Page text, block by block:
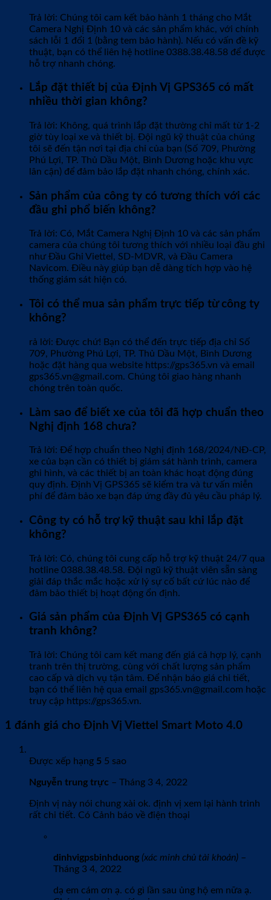
Trả lời: Chúng tôi cam kết bảo hành 1 tháng cho Mắt
Camera Nghị Định 10 và các sản phẩm khác, với chính
sách lỗi 1 đổi 1 (bằng tem bảo hành). Nếu có vấn đề kỹ
thuật, bạn có thể liên hệ hotline 0388.38.48.58 để được
hỗ trợ nhanh chóng.
Lắp đặt thiết bị của Định Vị GPS365 có mất
nhiều thời gian không?
Trả lời: Không, quá trình lắp đặt thường chỉ mất từ 1-2
giờ tùy loại xe và thiết bị. Đội ngũ kỹ thuật của chúng
tôi sẽ đến tận nơi tại địa chỉ của bạn (Số 709, Phường
Phú Lợi, TP. Thủ Dầu Một, Bình Dương hoặc khu vực
lân cận) để đảm bảo lắp đặt nhanh chóng, chính xác.
Sản phẩm của công ty có tương thích với các
đầu ghi phổ biến không?
Trả lời: Có, Mắt Camera Nghị Định 10 và các sản phẩm
camera của chúng tôi tương thích với nhiều loại đầu ghi
như Đầu Ghi Viettel, SD-MDVR, và Đầu Camera
Navicom. Điều này giúp bạn dễ dàng tích hợp vào hệ
thống giám sát hiện có.
Tôi có thể mua sản phẩm trực tiếp từ công ty
không?
rả lời: Được chứ! Bạn có thể đến trực tiếp địa chỉ Số
709, Phường Phú Lợi, TP. Thủ Dầu Một, Bình Dương
hoặc đặt hàng qua website https://gps365.vn và email
gps365.vn@gmail.com. Chúng tôi giao hàng nhanh
chóng trên toàn quốc.
Làm sao để biết xe của tôi đã hợp chuẩn theo
Nghị định 168 chưa?
Trả lời: Để hợp chuẩn theo Nghị định 168/2024/NĐ-CP,
xe của bạn cần có thiết bị giám sát hành trình, camera
ghi hình, và các thiết bị an toàn khác hoạt động đúng
quy định. Định Vị GPS365 sẽ kiểm tra và tư vấn miễn
phí để đảm bảo xe bạn đáp ứng đầy đủ yêu cầu pháp lý.
Công ty có hỗ trợ kỹ thuật sau khi lắp đặt
không?
Trả lời: Có, chúng tôi cung cấp hỗ trợ kỹ thuật 24/7 qua
hotline 0388.38.48.58. Đội ngũ kỹ thuật viên sẵn sàng
giải đáp thắc mắc hoặc xử lý sự cố bất cứ lúc nào để
đảm bảo thiết bị hoạt động ổn định.
Giá sản phẩm của Định Vị GPS365 có cạnh
tranh không?
Trả lời: Chúng tôi cam kết mang đến giá cả hợp lý, cạnh
tranh trên thị trường, cùng với chất lượng sản phẩm
cao cấp và dịch vụ tận tâm. Để nhận báo giá chi tiết,
bạn có thể liên hệ qua email gps365.vn@gmail.com hoặc
truy cập https://gps365.vn.
1 đánh giá cho Định Vị Viettel Smart Moto 4.0
Được xếp hạng 5 5 sao
Nguyễn trung trực – Tháng 3 4, 2022
Định vị này nói chung xài ok. định vị xem lại hành trình
rất chi tiết. Có Cảnh báo về điện thoại
dinhvigpsbinhduong (xác minh chủ tài khoản) –
Tháng 3 4, 2022
dạ em cám ơn ạ. có gì lần sau ủng hộ em nữa ạ.